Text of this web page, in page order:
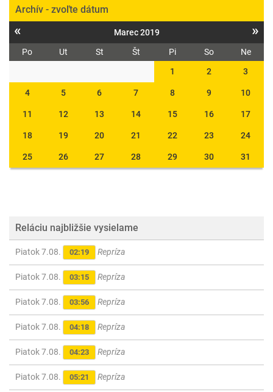
Archív - zvoľte dátum
« Marec 2019 »
Po Ut St Št Pi So
Ne
1
2 3
4 5 6 7 8 9 10
11 12 13 14 15 16 17
18 19 20 21 22 23 24
25 26 27 28 29 30 31
Reláciu najbližšie vysielame
Piatok 7.08. 02:19 Repríza
Piatok 7.08. 03:15 Repríza
Piatok 7.08. 03:56 Repríza
Piatok 7.08. 04:18 Repríza
Piatok 7.08. 04:23 Repríza
Piatok 7.08. 05:21 Repríza